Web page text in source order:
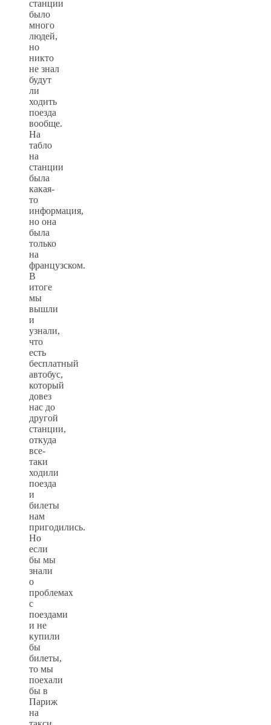
станции
было
много
людей,
но
никто
не знал
будут
ли
ходить
поезда
вообще.
На
табло
на
станции
была
какая-
то
информация,
но она
была
только
на
французском.
В
итоге
мы
вышли
и
узнали,
что
есть
бесплатный
автобус,
который
довез
нас до
другой
станции,
откуда
все-
таки
ходили
поезда
и
билеты
нам
пригодились.
Но
если
бы мы
знали
о
проблемах
с
поездами
и не
купили
бы
билеты,
то мы
поехали
бы в
Париж
на